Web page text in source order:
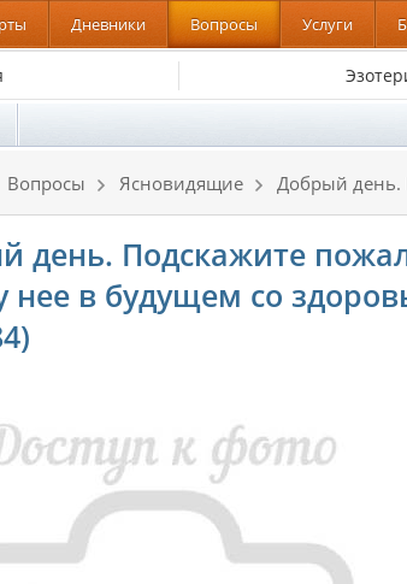
Дневники Вопросы Услуги
Вопросы Ясновидящие Добрый день.
день. Подскажите
нее в будущем со